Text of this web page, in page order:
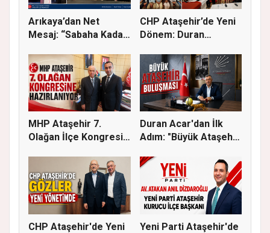
Arıkaya’dan Net
Mesaj: “Sabaha Kadar
CHP Ataşehir’de Yeni
Dönem: Duran
MHP Ataşehir 7.
Olağan İlçe Kongresi
Duran Acar'dan İlk
Adım: "Büyük Ataşehir
CHP Ataşehir'de Yeni
Yeni Parti Ataşehir'de